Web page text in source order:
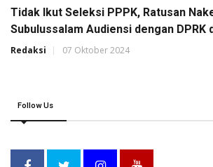
Tidak Ikut Seleksi PPPK, Ratusan
Subulussalam Audiensi dengan DPRK
Redaksi 07 Oktober 2024
Follow Us